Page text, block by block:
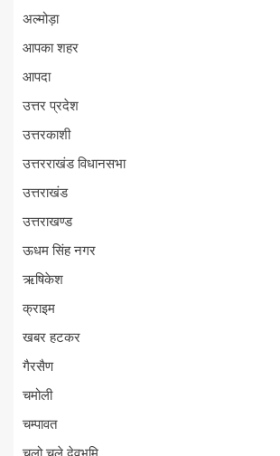
अल्मोड़ा
आपका शहर
आपदा
उत्तर प्रदेश
उत्तरकाशी
उत्तरराखंड विधानसभा
उत्तराखंड
उत्तराखण्ड
ऊधम सिंह नगर
ऋषिकेश
क्राइम
खबर हटकर
गैरसैण
चमोली
चम्पावत